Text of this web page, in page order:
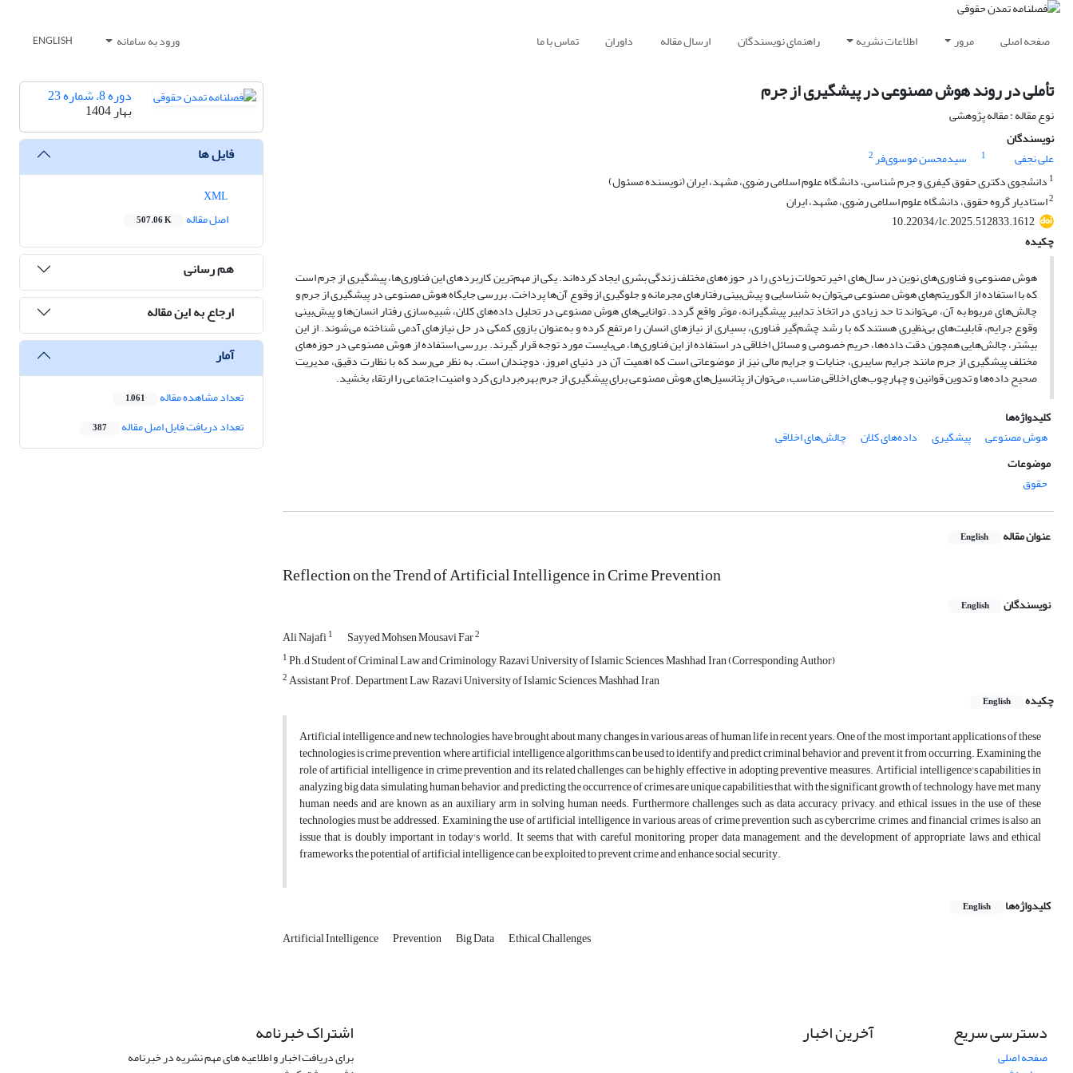
صفحه اصلی مرور اطلاعات نشریه راهنمای نویسندگان ارسال مقاله داوران تماس با ما ورود به سامانه ENGLISH
تأملی در روند هوش مصنوعی در پیشگیری از جرم
نوع مقاله : مقاله پژوهشی
نویسندگان
علی نجفی
1 سیدمحسن موسوی‌فر2
1 دانشجوی دکتری حقوق کیفری و جرم شناسی، دانشگاه علوم اسلامی رضوی، مشهد، ایران (نویسنده مسئول)
2استادیار گروه حقوق، دانشگاه علوم اسلامی رضوی، مشهد، ایران
10.22034/lc.2025.512833.1612
چکیده
هوش مصنوعی و فناوری‌های نوین در سال‌های اخیر تحولات زیادی را در حوزه‌های مختلف زندگی بشری ایجاد کرده‌اند. یکی از مهم‌ترین کاربردهای این فناوری‌ها، پیشگیری از جرم است
که با استفاده از الگوریتم‌های هوش مصنوعی می‌توان به شناسایی و پیش‌بینی رفتارهای مجرمانه و جلوگیری از وقوع آن‌ها پرداخت. بررسی جایگاه هوش مصنوعی در پیشگیری از جرم و
چالش‌های مربوط به آن، می‌تواند تا حد زیادی در اتخاذ تدابیر پیشگیرانه، موثر واقع گردد. توانایی‌های هوش مصنوعی در تحلیل داده‌های کلان، شبیه‌سازی رفتار انسان‌ها و پیش‌بینی
وقوع جرایم، قابلیت‌های بی‌نظیری هستند که با رشد چشم‌گیر فناوری، بسیاری از نیازهای انسان را مرتفع کرده و به‌عنوان بازوی کمکی در حل نیازهای آدمی شناخته می‌شوند. از این
بیشتر، چالش‌هایی همچون دقت داده‌ها، حریم خصوصی و مسائل اخلاقی در استفاده از این فناوری‌ها، می‌بایست مورد توجه قرار گیرند. بررسی استفاده از هوش مصنوعی در حوزه‌های
مختلف پیشگیری از جرم مانند جرایم سایبری، جنایات و جرایم مالی نیز از موضوعاتی است که اهمیت آن در دنیای امروز، دوچندان است. به نظر می‌رسد که با نظارت دقیق، مدیریت
صحیح داده‌ها و تدوین قوانین و چهارچوب‌های اخلاقی مناسب، می‌توان از پتانسیل‌های هوش مصنوعی برای پیشگیری از جرم بهره‌برداری کرد و امنیت اجتماعی را ارتقاء بخشید.
کلیدواژه‌ها
هوش مصنوعی
پیشگیری داده‌های کلان
چالش‌های اخلاقی
موضوعات
حقوق
عنوان مقاله English
Reflection on the Trend of Artificial Intelligence in Crime Prevention
نویسندگان English
Ali Najafi1 Sayyed Mohsen Mousavi Far2
1Ph.d Student of Criminal Law and Criminology, Razavi University of Islamic Sciences, Mashhad, Iran (Corresponding Author)
2Assistant Prof. Department Law, Razavi University of Islamic Sciences, Mashhad, Iran
چکیده
English
Artificial intelligence and new technologies have brought about many changes in various areas of human life in recent years. One of the most important applications of these
technologies is crime prevention, where artificial intelligence algorithms can be used to identify and predict criminal behavior and prevent it from occurring. Examining the
role of artificial intelligence in crime prevention and its related challenges can be highly effective in adopting preventive measures. Artificial intelligence's capabilities in
analyzing big data, simulating human behavior, and predicting the occurrence of crimes are unique capabilities that, with the significant growth of technology, have met many
human needs and are known as an auxiliary arm in solving human needs. Furthermore, challenges such as data accuracy, privacy, and ethical issues in the use of these
technologies must be addressed. Examining the use of artificial intelligence in various areas of crime prevention such as cybercrime, crimes, and financial crimes is also an
issue that is doubly important in today's world. It seems that with careful monitoring, proper data management, and the development of appropriate laws and ethical
frameworks, the potential of artificial intelligence can be exploited to prevent crime and enhance social security.
کلیدواژه‌ها English
Artificial Intelligence Prevention Big Data Ethical Challenges
دوره 8، شماره 23
بهار 1404
فایل ها
اصل مقاله
507.06 K
هم رسانی
ارجاع به این مقاله
آمار
تعداد مشاهده مقاله 1,061
تعداد دریافت فایل اصل مقاله 387
دسترسی سریع
صفحه اصلی
آخرین اخبار اشتراک خبرنامه
برای دریافت اخبار و اطلاعیه های مهم نشریه در خبرنامه